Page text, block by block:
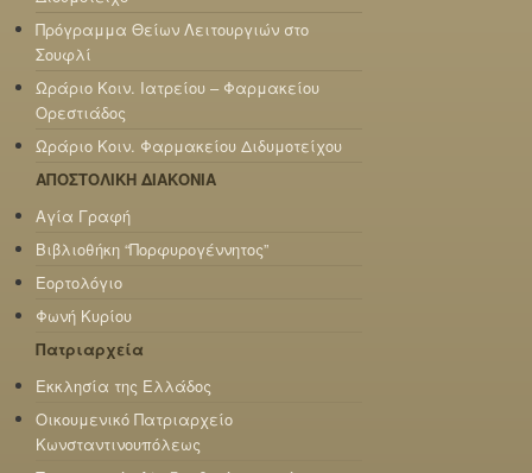
Πρόγραμμα Θείων Λειτουργιών στο
Σουφλί
Ωράριο Κοιν. Ιατρείου – Φαρμακείου
Ορεστιάδος
Ωράριο Κοιν. Φαρμακείου Διδυμοτείχου
ΑΠΟΣΤΟΛΙΚΗ ΔΙΑΚΟΝΙΑ
Αγία Γραφή
Βιβλιοθήκη “Πορφυρογέννητος”
Εορτολόγιο
Φωνή Κυρίου
Πατριαρχεία
Εκκλησία της Ελλάδος
Οικουμενικό Πατριαρχείο
Κωνσταντινουπόλεως